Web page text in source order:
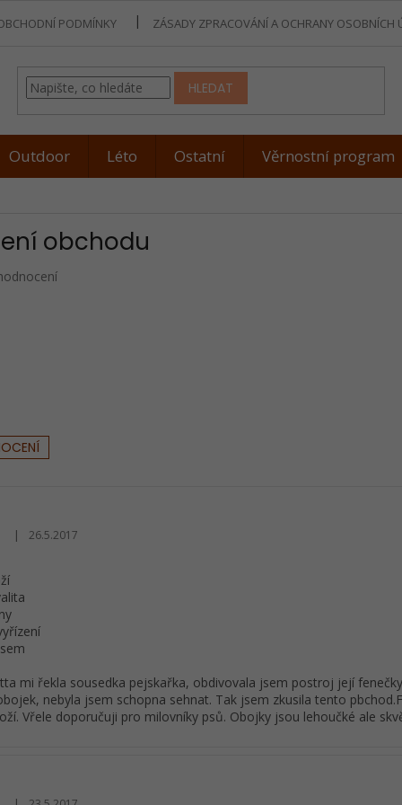
PODMÍNKY ZÁSADY ZPRACOVÁNÍ A OCHRANY OSOBNÍCH
HLEDAT
Outdoor Léto Ostatní Věrnostní program
obchodu
Hodnocení obchodu je 5 z 5 hvězdiček.
| 26.5.2017
mi řekla sousedka pejskařka, obdivovala jsem postroj její
nebyla jsem schopna sehnat. Tak jsem zkusila tento
Vřele doporučuji pro milovníky psů. Obojky jsou lehoučké ale